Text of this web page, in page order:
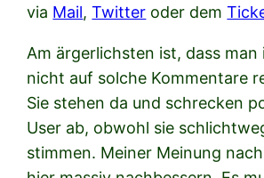
via Mail,Twitter oder dem
Am ärgerlichsten ist, dass man
nicht auf solche Kommentare
Sie stehen da und schrecken
User ab, obwohl sie
stimmen. Meiner Meinung